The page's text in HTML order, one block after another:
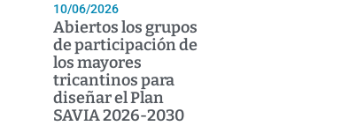
10/06/2026
Abiertos los grupos
de participación de
los mayores
tricantinos para
diseñar el Plan
SAVIA 2026-2030